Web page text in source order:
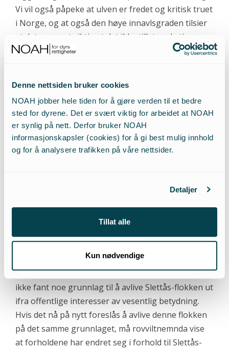
Denne nettsiden bruker cookies
NOAH jobber hele tiden for å gjøre verden til et bedre
sted for dyrene. Det er svært viktig for arbeidet at NOAH
er synlig på nett. Derfor bruker NOAH
informasjonskapsler (cookies) for å gi best mulig innhold
og for å analysere trafikken på våre nettsider.
Detaljer
Tillat alle
Kun nødvendige
Vi vil også påpeke at ulven er fredet og kritisk truet
i Norge, og at også den høye innavlsgraden tilsier
at det er svært viktig at det ikke tillates skyting av
ulv innenfor ulvesonen. Dette særlig i lys av det
som har hovedansvar for å overholde
internasjonale avtaler som er bindende for Norge.
Naturbruksalliansen sier at hjemmelen for felling
feil. Verken alliansen i sitt brev, eller rovviltnemnda
i sitt vedtak om felling av tre ulveflokker innenfor
ulvesonen, har vist til noe hjemmelsgrunnlag for
Stortinget ikke vil at ulvesonen blir et ulvereservat.
For øvrig vil vi understreke at Klima- og
miljødepartementet under klagebehandlingen i fjor
ikke fant noe grunnlag til å avlive Slettås-flokken ut
ifra offentlige interesser av vesentlig betydning.
Hvis det nå på nytt foreslås å avlive denne flokken
på det samme grunnlaget, må rovviltnemnda vise
at forholdene har endret seg i forhold til Slettås-